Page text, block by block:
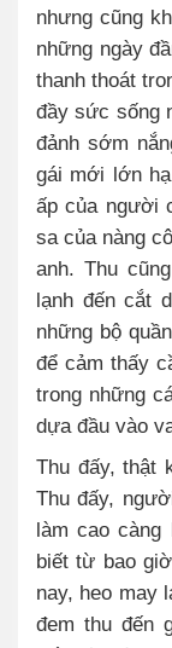
nhưng cũng
những ngày
thanh thoát
đầy sức sống
đảnh sớm
gái mới lớn
ấp của người
sa của nàng
anh. Thu
lạnh đến cắt
những bộ
để cảm thấy
trong những
dựa đầu vào
Thu đấy, thật
Thu đấy,
làm cao càng
biết từ bao
nay, heo may
đem thu đến